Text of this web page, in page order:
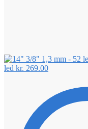
led kr. 269.00